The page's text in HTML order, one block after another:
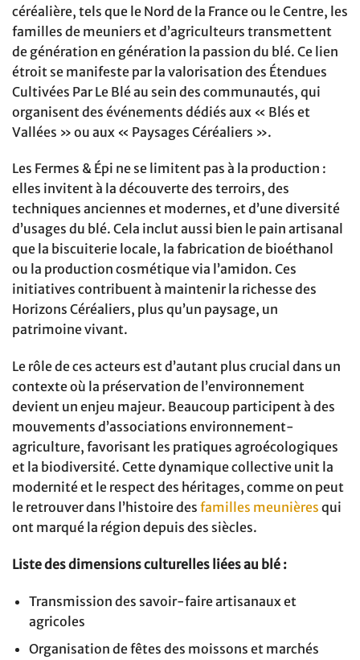
céréalière, tels que le Nord de la France ou le Centre, les
familles de meuniers et d’agriculteurs transmettent
de génération en génération la passion du blé. Ce lien
étroit se manifeste par la valorisation des Étendues
Cultivées Par Le Blé au sein des communautés, qui
organisent des événements dédiés aux « Blés et
Vallées » ou aux « Paysages Céréaliers ».
Les Fermes & Épi ne se limitent pas à la production :
elles invitent à la découverte des terroirs, des
techniques anciennes et modernes, et d’une diversité
d’usages du blé. Cela inclut aussi bien le pain artisanal
que la biscuiterie locale, la fabrication de bioéthanol
ou la production cosmétique via l’amidon. Ces
initiatives contribuent à maintenir la richesse des
Horizons Céréaliers, plus qu’un paysage, un
patrimoine vivant.
Le rôle de ces acteurs est d’autant plus crucial dans un
contexte où la préservation de l’environnement
devient un enjeu majeur. Beaucoup participent à des
mouvements d’associations environnement-
agriculture, favorisant les pratiques agroécologiques
et la biodiversité. Cette dynamique collective unit la
modernité et le respect des héritages, comme on peut
le retrouver dans l’histoire des familles meunières qui
ont marqué la région depuis des siècles.
Liste des dimensions culturelles liées au blé :
Transmission des savoir-faire artisanaux et
agricoles
Organisation de fêtes des moissons et marchés